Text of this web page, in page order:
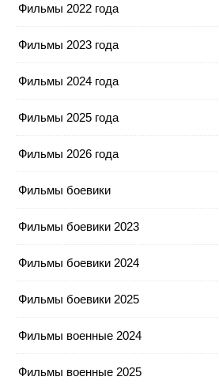
Фильмы 2022 года
Фильмы 2023 года
Фильмы 2024 года
Фильмы 2025 года
Фильмы 2026 года
Фильмы боевики
Фильмы боевики 2023
Фильмы боевики 2024
Фильмы боевики 2025
Фильмы военные 2024
Фильмы военные 2025